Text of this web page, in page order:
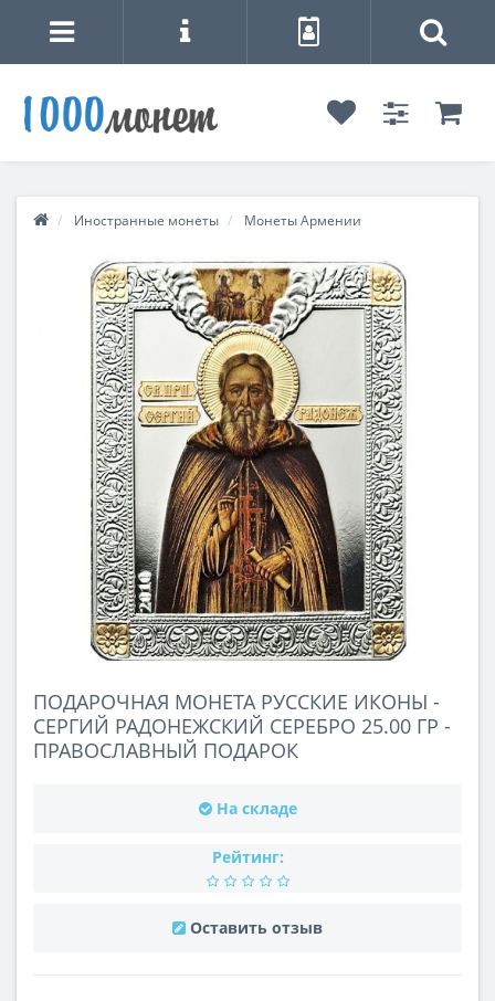
Иностранные монеты Монеты Армении
ПОДАРОЧНАЯ МОНЕТА РУССКИЕ ИКОНЫ -
СЕРГИЙ РАДОНЕЖСКИЙ СЕРЕБРО 25.00 ГР -
ПРАВОСЛАВНЫЙ ПОДАРОК
На складе
Рейтинг:
Оставить отзыв